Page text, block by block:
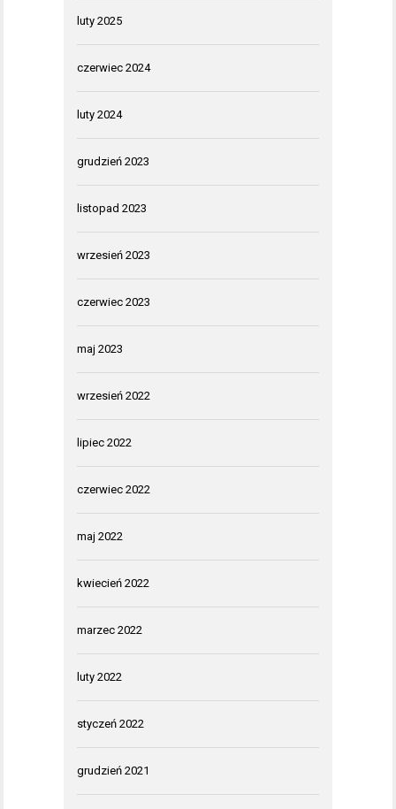
luty 2025
czerwiec 2024
luty 2024
grudzień 2023
listopad 2023
wrzesień 2023
czerwiec 2023
maj 2023
wrzesień 2022
lipiec 2022
czerwiec 2022
maj 2022
kwiecień 2022
marzec 2022
luty 2022
styczeń 2022
grudzień 2021